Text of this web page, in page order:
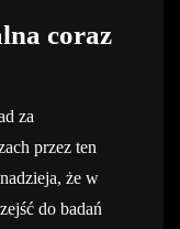
coraz
za
przez ten
że w
do badań